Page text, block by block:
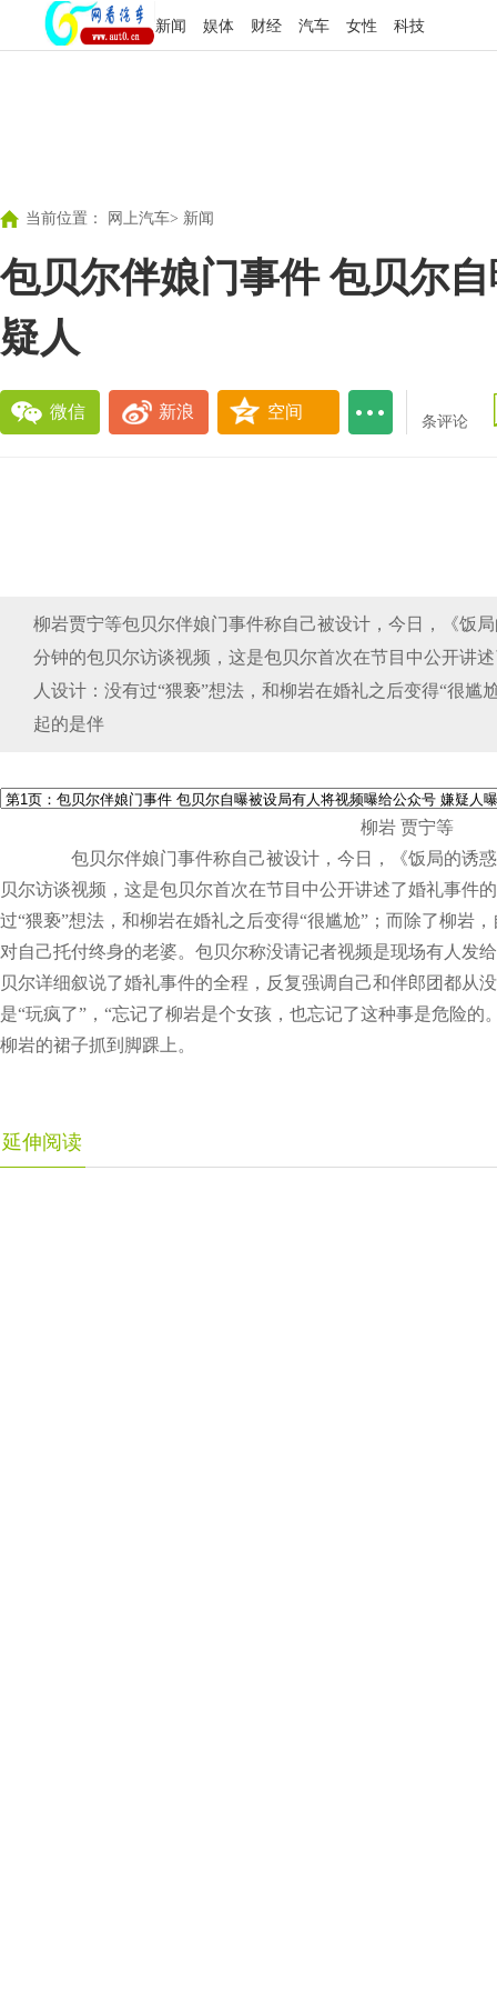
新闻 娱体 财经 汽车 女性 科技
当前位置： 网上汽车> 新闻
包贝尔伴娘门事件 包贝尔
疑人
微信 新浪 空间
条评论
柳岩贾宁等包贝尔伴娘门事件称自己被设计，今日，《饭
分钟的包贝尔访谈视频，这是包贝尔首次在节目中公开讲
人设计：没有过“猥亵”想法，和柳岩在婚礼之后变得“很尴
起的是伴
柳岩 贾宁等
包贝尔伴娘门事件称自己被设计，今日，《饭局的诱惑
贝尔访谈视频，这是包贝尔首次在节目中公开讲述了婚礼事件
过“猥亵”想法，和柳岩在婚礼之后变得“很尴尬”；而除了柳岩
对自己托付终身的老婆。包贝尔称没请记者视频是现场有人发
贝尔详细叙说了婚礼事件的全程，反复强调自己和伴郎团都从
是“玩疯了”，“忘记了柳岩是个女孩，也忘记了这种事是危险的
柳岩的裙子抓到脚踝上。
延伸阅读